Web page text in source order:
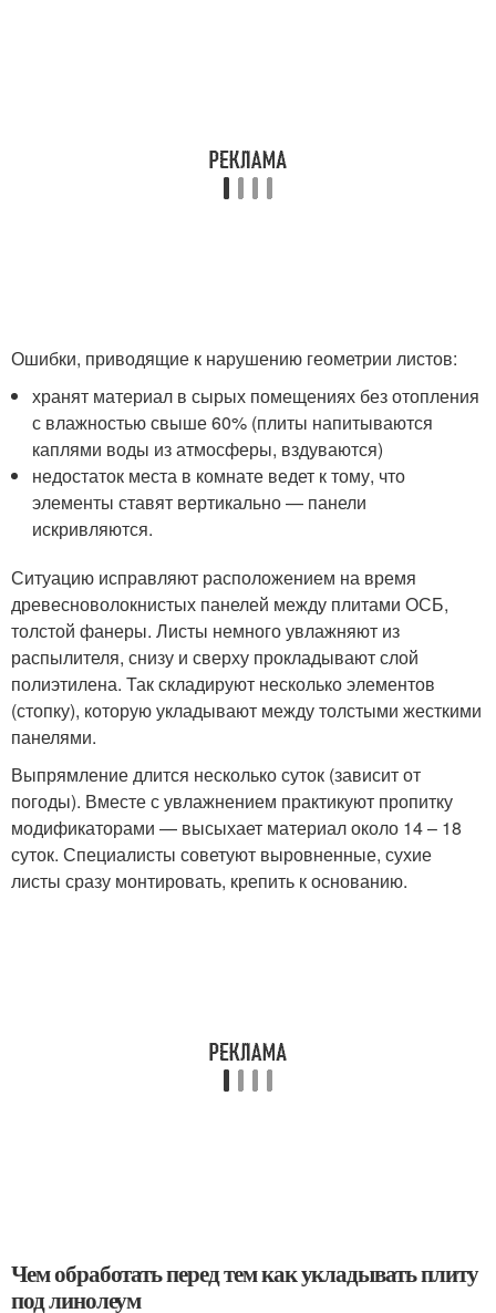
Ошибки, приводящие к нарушению геометрии листов:
хранят материал в сырых помещениях без отопления
с влажностью свыше 60% (плиты напитываются
каплями воды из атмосферы, вздуваются)
недостаток места в комнате ведет к тому, что
элементы ставят вертикально — панели
искривляются.
Ситуацию исправляют расположением на время
древесноволокнистых панелей между плитами ОСБ,
толстой фанеры. Листы немного увлажняют из
распылителя, снизу и сверху прокладывают слой
полиэтилена. Так складируют несколько элементов
(стопку), которую укладывают между толстыми жесткими
панелями.
Выпрямление длится несколько суток (зависит от
погоды). Вместе с увлажнением практикуют пропитку
модификаторами — высыхает материал около 14 – 18
суток. Специалисты советуют выровненные, сухие
листы сразу монтировать, крепить к основанию.
Чем обработать перед тем как укладывать плиту
под линолеум